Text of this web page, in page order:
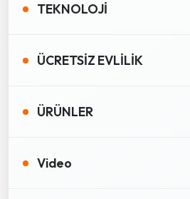
TEKNOLOJİ
ÜCRETSİZ EVLİLİK
ÜRÜNLER
Video